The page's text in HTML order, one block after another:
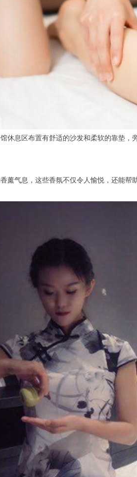
息区布置有舒适的沙发和柔软的靠垫，
气息，这些香氛不仅令人愉悦，还能帮助